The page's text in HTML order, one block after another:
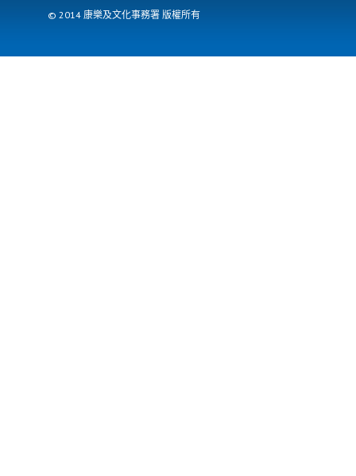
© 2014 康樂及文化事務署 版權所有